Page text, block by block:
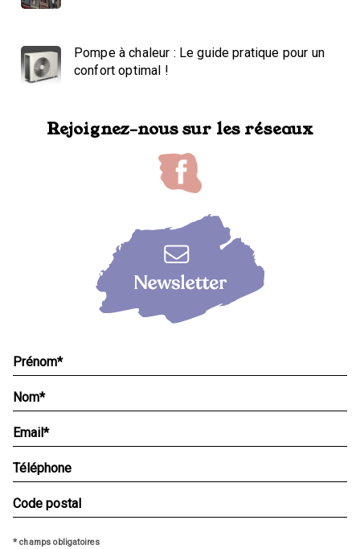
Pompe à chaleur : Le guide pratique pour un
confort optimal !
Rejoignez-nous sur les réseaux
* champs obligatoires